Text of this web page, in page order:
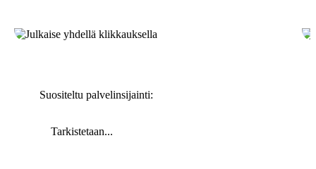
Suositeltu palvelinsijainti:
Tarkistetaan...